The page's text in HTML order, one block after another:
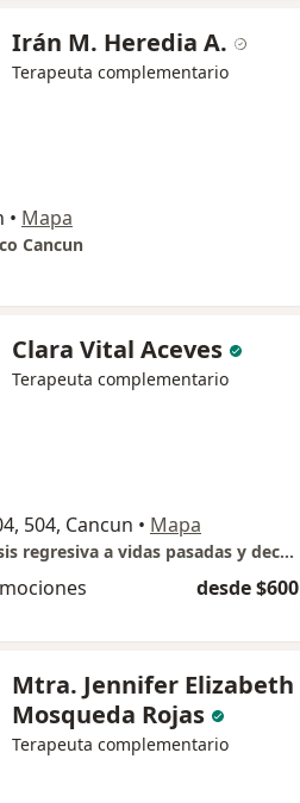
Irán M. Heredia A.
Terapeuta complementario
• Mapa
Cancun
Clara Vital Aceves
Terapeuta complementario
504, Cancun • Mapa
Terapia de hipnosis regresiva a vidas pasadas y decodificacion del arbol gebralogico
desde $600
Mtra. Jennifer Elizabeth
Mosqueda Rojas
Terapeuta complementario